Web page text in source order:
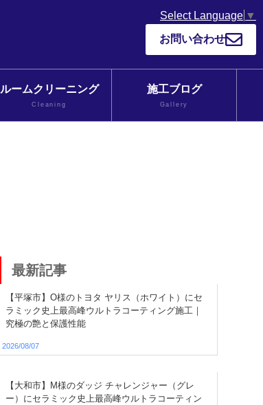
Select Language ▼
お問い合わせ
ルームクリーニング
Cleaning
施工ブログ
Gallery
最新記事
【平塚市】O様のトヨタ ヤリス（ホワイト）にセ
ラミック史上最高峰ウルトラコーティング施工｜
究極の艶と保護性能
2026/08/07
【大和市】M様のダッジ チャレンジャー（グレ
ー）にセラミック史上最高峰ウルトラコーティン